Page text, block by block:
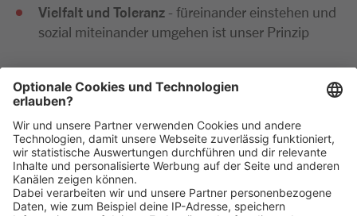
Vielfalt und Toleranz - füreinander einstehen und
sozial miteinander umgehen ist unser Prinzip
diese ausschließlich digital ein. Im Anschluss an deine
Bewerbung kommen wir zeitnah per E-Mail oder
telefonisch auf dich zu.